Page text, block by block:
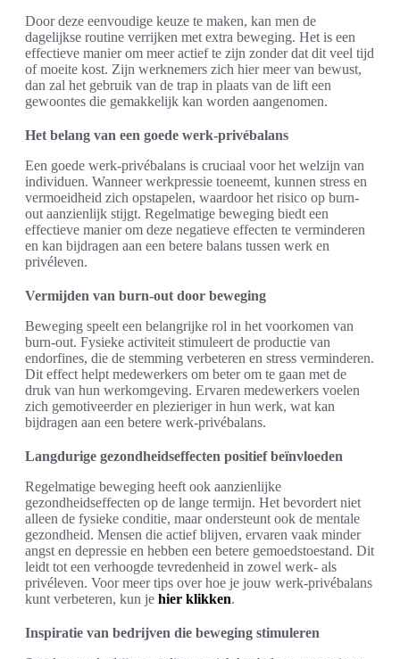
Door deze eenvoudige keuze te maken, kan men de
dagelijkse routine verrijken met extra beweging. Het is een
effectieve manier om meer actief te zijn zonder dat dit veel tijd
of moeite kost. Zijn werknemers zich hier meer van bewust,
dan zal het gebruik van de trap in plaats van de lift een
gewoontes die gemakkelijk kan worden aangenomen.
Het belang van een goede werk-privébalans
Een goede werk-privébalans is cruciaal voor het welzijn van
individuen. Wanneer werkpressie toeneemt, kunnen stress en
vermoeidheid zich opstapelen, waardoor het risico op burn-
out aanzienlijk stijgt. Regelmatige beweging biedt een
effectieve manier om deze negatieve effecten te verminderen
en kan bijdragen aan een betere balans tussen werk en
privéleven.
Vermijden van burn-out door beweging
Beweging speelt een belangrijke rol in het voorkomen van
burn-out. Fysieke activiteit stimuleert de productie van
endorfines, die de stemming verbeteren en stress verminderen.
Dit effect helpt medewerkers om beter om te gaan met de
druk van hun werkomgeving. Ervaren medewerkers voelen
zich gemotiveerder en plezieriger in hun werk, wat kan
bijdragen aan een betere werk-privébalans.
Langdurige gezondheidseffecten positief beïnvloeden
Regelmatige beweging heeft ook aanzienlijke
gezondheidseffecten op de lange termijn. Het bevordert niet
alleen de fysieke conditie, maar ondersteunt ook de mentale
gezondheid. Mensen die actief blijven, ervaren vaak minder
angst en depressie en hebben een betere gemoedstoestand. Dit
leidt tot een verhoogde tevredenheid in zowel werk- als
privéleven. Voor meer tips over hoe je jouw werk-privébalans
kunt verbeteren, kun je hier klikken.
Inspiratie van bedrijven die beweging stimuleren